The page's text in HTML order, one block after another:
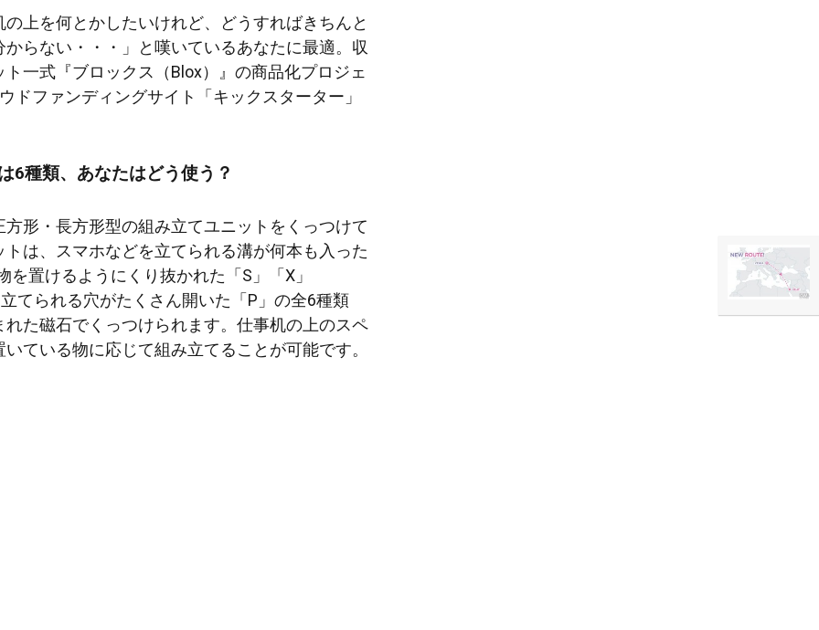
の上を何とかしたいけれど、どうすればきちんと
らない・・・」と嘆いているあなたに最適。収
一式『ブロックス（Blox）』の商品化プロジェ
ドファンディングサイト「キックスターター」
6種類、あなたはどう使う？
方形・長方形型の組み立てユニットをくっつけて
は、スマホなどを立てられる溝が何本も入った
を置けるようにくり抜かれた「S」「X」
立てられる穴がたくさん開いた「P」の全6種類
れた磁石でくっつけられます。仕事机の上のスペ
ている物に応じて組み立てることが可能です。